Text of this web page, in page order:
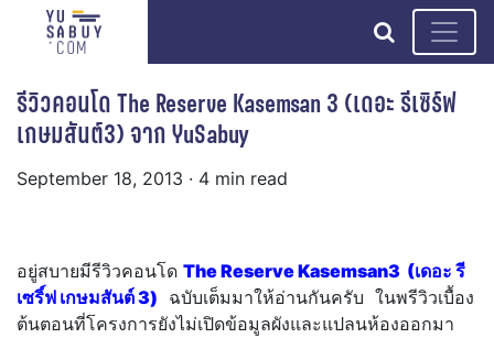
search
รีวิวคอนโด The Reserve Kasemsan 3 (เดอะ รีเซิร์ฟ
เกษมสันต์3) จาก YuSabuy
September 18, 2013 · 4 min read
อยู่สบายมีรีวิวคอนโด The Reserve Kasemsan3 (เดอะ รี
เซริ์ฟ เกษมสันต์ 3) ฉบับเต็มมาให้อ่านกันครับ ในพรีวิวเบื้อง
ต้นตอนที่โครงการยังไม่เปิดข้อมูลผังและแปลนห้องออกมา